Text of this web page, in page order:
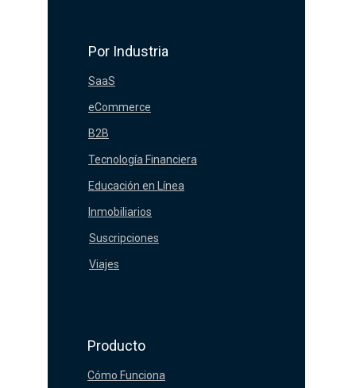
SaaS
Inmobiliarios
Educación en Línea
Tecnología Financiera
B2B
eCommerce
Viajes
Suscripciones
Por Industria
Cómo Funciona
Producto